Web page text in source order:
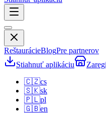
ReštaurácieBlogPre partnerov
Stiahnuť aplikáciu
🇨🇿cs
🇸🇰sk
🇵🇱pl
🇬🇧en